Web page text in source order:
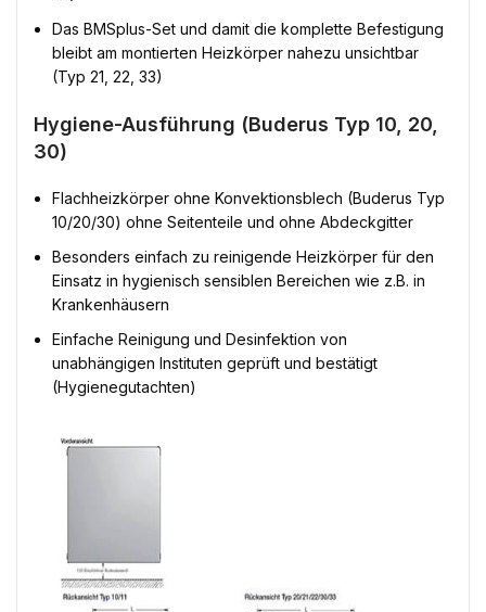
Das BMSplus-Set und damit die komplette Befestigung
bleibt am montierten Heizkörper nahezu unsichtbar
(Typ 21, 22, 33)
Hygiene-Ausführung (Buderus Typ 10, 20,
30)
Flachheizkörper ohne Konvektionsblech (Buderus Typ
10/20/30) ohne Seitenteile und ohne Abdeckgitter
Besonders einfach zu reinigende Heizkörper für den
Einsatz in hygienisch sensiblen Bereichen wie z.B. in
Krankenhäusern
Einfache Reinigung und Desinfektion von
unabhängigen Instituten geprüft und bestätigt
(Hygienegutachten)